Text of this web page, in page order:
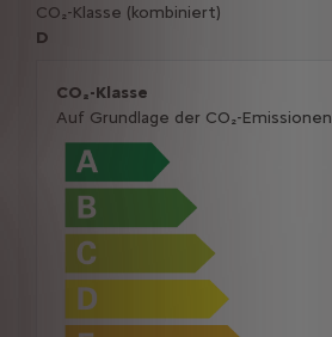
CO₂-Klasse (kombiniert)
D
CO₂-Klasse
Auf Grundlage der CO₂-Emissionen